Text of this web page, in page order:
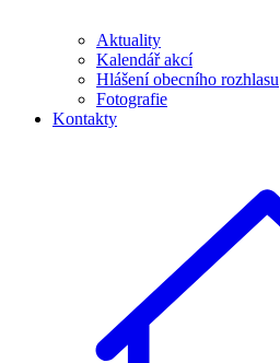
Aktuality
Kalendář akcí
Hlášení obecního rozhlasu
Fotografie
Kontakty